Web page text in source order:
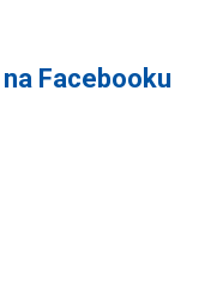
Facebooku